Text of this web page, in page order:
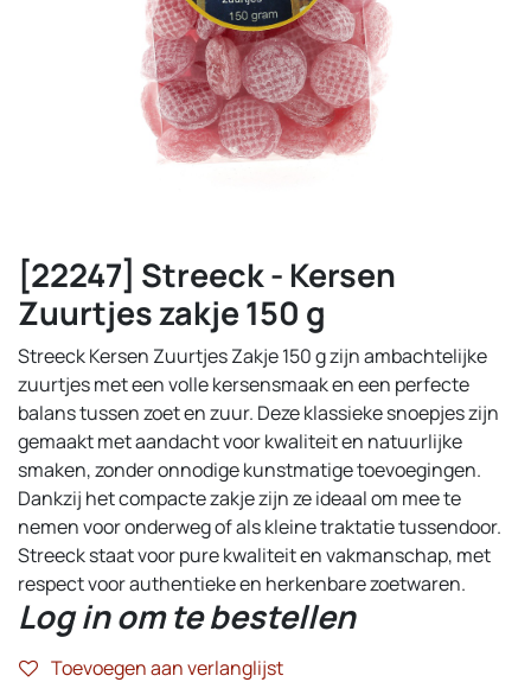
[22247] Streeck - Kersen
Zuurtjes zakje 150 g
Streeck Kersen Zuurtjes Zakje 150 g zijn ambachtelijke
zuurtjes met een volle kersensmaak en een perfecte
balans tussen zoet en zuur. Deze klassieke snoepjes zijn
gemaakt met aandacht voor kwaliteit en natuurlijke
smaken, zonder onnodige kunstmatige toevoegingen.
Dankzij het compacte zakje zijn ze ideaal om mee te
nemen voor onderweg of als kleine traktatie tussendoor.
Streeck staat voor pure kwaliteit en vakmanschap, met
respect voor authentieke en herkenbare zoetwaren.
Log in om te bestellen
Toevoegen aan verlanglijst